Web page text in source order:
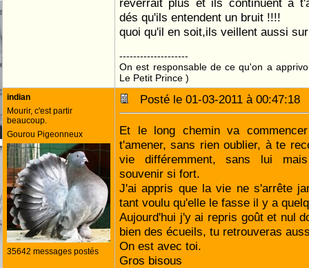
reverrait plus et ils continuent à
dés qu'ils entendent un bruit !!!!
quoi qu'il en soit,ils veillent aussi
--------------------
On est responsable de ce qu'on a
Le Petit Prince )
indian
Mourir, c'est partir
beaucoup.
Gourou Pigeonneux
35642 messages postés
Posté le 01-03-2011 à
Et le long chemin va
t'amener, sans rien oublier, à te
vie différemment, sans lui
souvenir si fort.
J'ai appris que la vie ne s'arrête
tant voulu qu'elle le fasse il y a
Aujourd'hui j'y ai repris goût et nul
bien des écueils, tu retrouveras
On est avec toi.
Gros bisous